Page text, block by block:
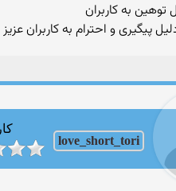
پیگیری و احترام به کاربران عزیز
love_short_tori